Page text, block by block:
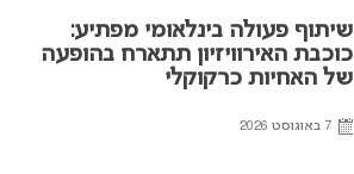
שיתוף פעולה בינלאומי מפתיע:
כוכבת האירוויזיון תתארח בהופעה
של האחיות כרקוקלי
7 באוגוסט 2026